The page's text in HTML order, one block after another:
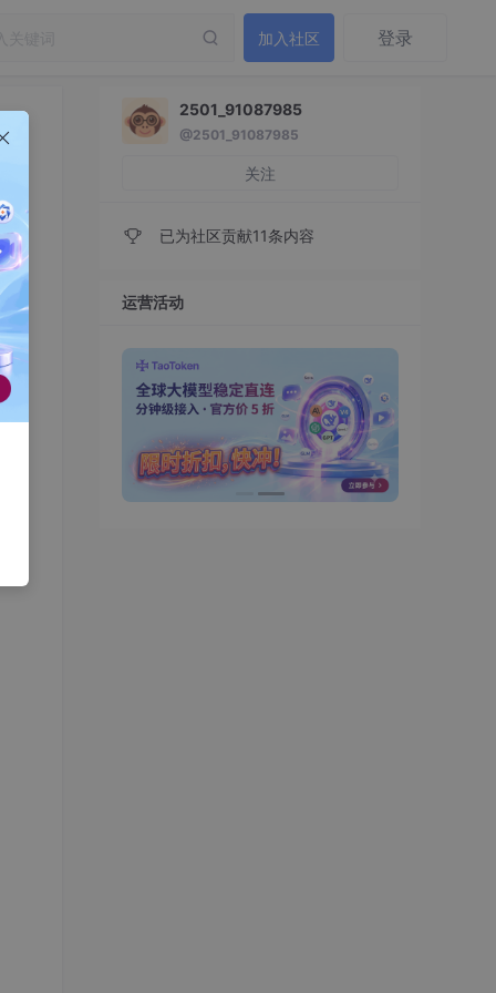
加入社区 登录
2501_91087985
@2501_91087985
关注
已为社区贡献11条内容
运营活动